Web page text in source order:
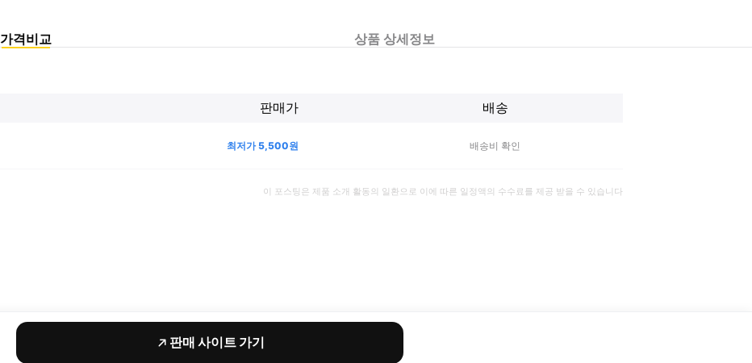
가격비교 상품 상세정보
판매가 배송
최저가5,500원 배송비 확인
이 포스팅은 제품 소개 활동의 일환으로 이에 따른 일정액의 수수료를 제공 받을 수 있습니다
판매 사이트 가기